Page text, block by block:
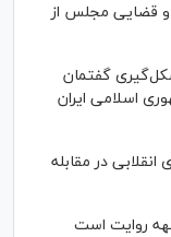
و قضایی مجلس از
شکل‌گیری گفتمان
اسلامی ایران
در مقابله
روایت است